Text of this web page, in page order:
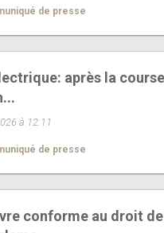
de presse
après la
à 12:11
de presse
conforme au droit